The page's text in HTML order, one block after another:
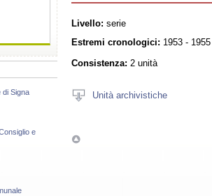
di Signa
e
Livello: serie
Estremi cronologici: 1953 - 1955
Consistenza: 2 unità
Unità archivistiche